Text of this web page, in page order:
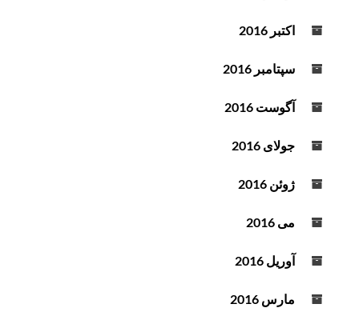
اکتبر 2016
سپتامبر 2016
آگوست 2016
جولای 2016
ژوئن 2016
می 2016
آوریل 2016
مارس 2016